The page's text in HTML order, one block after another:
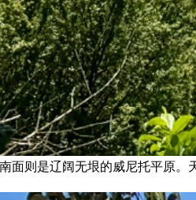
则是辽阔无垠的威尼托平原